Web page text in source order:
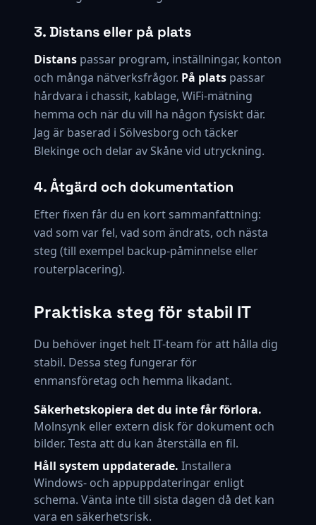
3. Distans eller på plats
Distans passar program, inställningar, konton
och många nätverksfrågor. På plats passar
hårdvara i chassit, kablage, WiFi-mätning
hemma och när du vill ha någon fysiskt där.
Jag är baserad i Sölvesborg och täcker
Blekinge och delar av Skåne vid utryckning.
4. Åtgärd och dokumentation
Efter fixen får du en kort sammanfattning:
vad som var fel, vad som ändrats, och nästa
steg (till exempel backup-påminnelse eller
routerplacering).
Praktiska steg för stabil IT
Du behöver inget helt IT-team för att hålla dig
stabil. Dessa steg fungerar för
enmansföretag och hemma likadant.
Säkerhetskopiera det du inte får förlora.
Molnsynk eller extern disk för dokument och
bilder. Testa att du kan återställa en fil.
Håll system uppdaterade. Installera
Windows- och appuppdateringar enligt
schema. Vänta inte till sista dagen då det kan
vara en säkerhetsrisk.